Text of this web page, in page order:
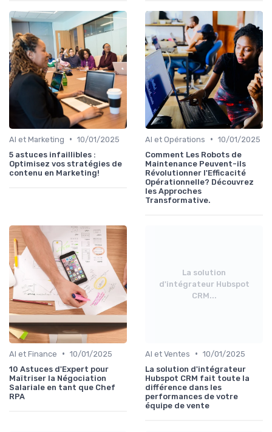
AI et Marketing • 10/01/2025
5 astuces infaillibles :
Optimisez vos stratégies de
contenu en Marketing!
AI et Opérations • 10/01/2025
Comment Les Robots de
Maintenance Peuvent-ils
Révolutionner l'Efficacité
Opérationnelle? Découvrez
les Approches
Transformative.
AI et Finance • 10/01/2025
10 Astuces d'Expert pour
Maîtriser la Négociation
Salariale en tant que Chef
RPA
La solution
d'intégrateur Hubspot
CRM...
AI et Ventes • 10/01/2025
La solution d'intégrateur
Hubspot CRM fait toute la
différence dans les
performances de votre
équipe de vente